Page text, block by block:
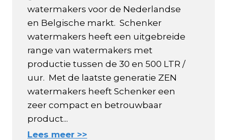
watermakers voor de Nederlandse
en Belgische markt. Schenker
watermakers heeft een uitgebreide
range van watermakers met
productie tussen de 30 en 500 LTR /
uur. Met de laatste generatie ZEN
watermakers heeft Schenker een
zeer compact en betrouwbaar
product...
Lees meer >>